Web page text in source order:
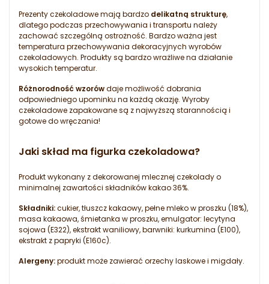
Prezenty czekoladowe mają bardzo delikatną strukturę,
dlatego podczas przechowywania i transportu należy
zachować szczególną ostrożność. Bardzo ważna jest
temperatura przechowywania dekoracyjnych wyrobów
czekoladowych. Produkty są bardzo wrażliwe na działanie
wysokich temperatur.
Różnorodność wzorówdaje możliwość dobrania
odpowiedniego upominku na każdą okazję. Wyroby
czekoladowe zapakowane są z najwyższą starannością i
gotowe do wręczania!
Jaki skład ma figurka czekoladowa?
Produkt wykonany z dekorowanej mlecznej czekolady o
minimalnej zawartości składników kakao 36%.
Składniki:cukier, tłuszcz kakaowy, pełne mleko w proszku (18%),
masa kakaowa, śmietanka w proszku, emulgator: lecytyna
sojowa (E322), ekstrakt waniliowy, barwniki: kurkumina (E100),
ekstrakt z papryki (E160c).
Alergeny:produkt może zawierać orzechy laskowe i migdały.